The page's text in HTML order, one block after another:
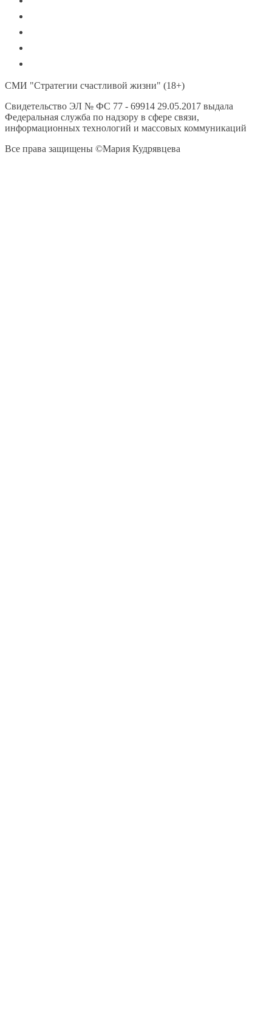
СМИ "Стратегии счастливой жизни" (18+)
Свидетельство ЭЛ № ФС 77 - 69914 29.05.2017 выдала
Федеральная служба по надзору в сфере связи,
информационных технологий и массовых коммуникаций
Все права защищены ©Мария Кудрявцева